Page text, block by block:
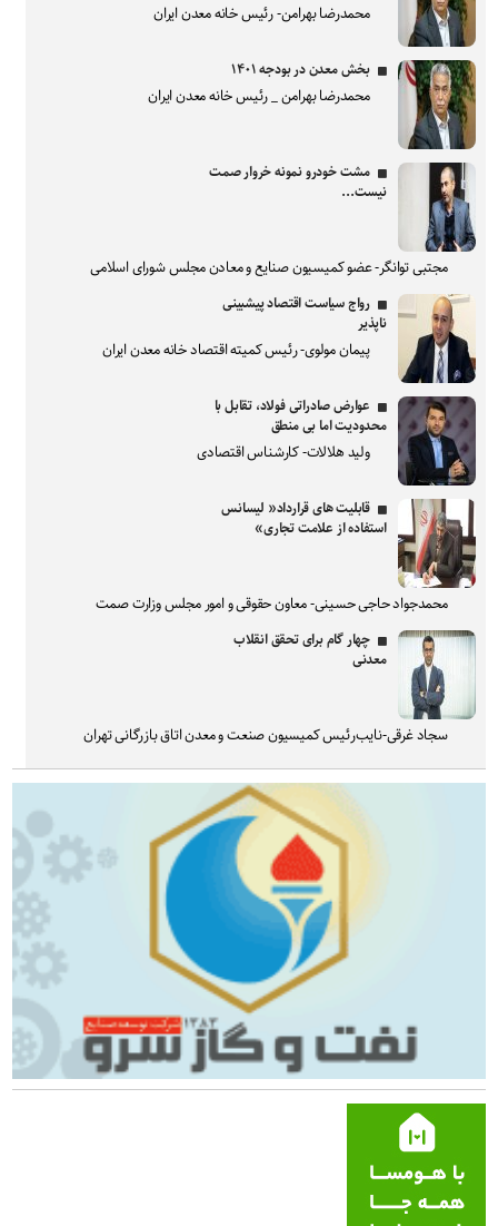
محمدرضا بهرامن- رئیس خانه معدن ایران
بخش معدن در بودجه ۱۴۰۱
محمدرضا بهرامن _ رئیس خانه معدن ایران
مشت خودرو نمونه خروار صمت
نیست...
مجتبی توانگر- عضو کمیسیون صنایع و معادن مجلس شورای اسلامی
رواج سیاست اقتصاد پیشبینی
ناپذیر
پیمان مولوی- رئیس کمیته اقتصاد خانه معدن ایران
عوارض صادراتی فولاد، تقابل با
محدودیت اما بی منطق
ولید هلالات- کارشناس اقتصادی
قابلیت های قرارداد« لیسانس
استفاده از علامت تجاری»
محمدجواد حاجی حسینی- معاون حقوقی و امور مجلس وزارت صمت
چهار گام برای تحقق انقلاب
معدنی
سجاد غرقی-نایب‌رئیس کمیسیون صنعت و معدن اتاق بازرگانی تهران